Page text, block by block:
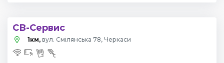
СВ-Сервис
1км, вул. Смілянська 78, Черкаси